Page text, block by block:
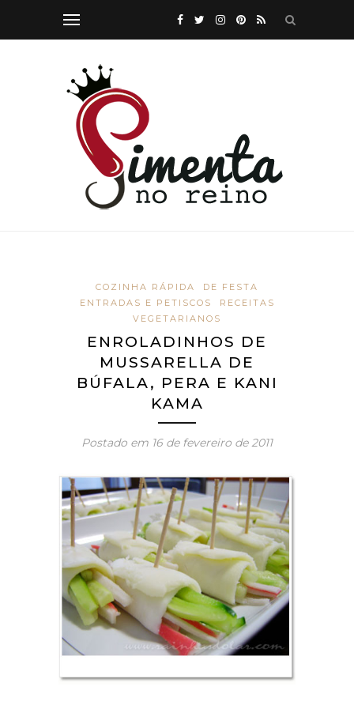
COZINHA RÁPIDA
DE FESTA
ENTRADAS E PETISCOS
RECEITAS
VEGETARIANOS
ENROLADINHOS DE
MUSSARELLA DE
BÚFALA, PERA E KANI
KAMA
Postado em 16 de fevereiro de 2011